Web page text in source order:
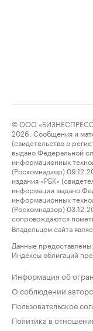
© ООО
2026. Сообщения и
(свидетельство о
выдано Федеральной
информационных
(Роскомнадзор)
издания «РБК»
информации выдано
информационных
(Роскомнадзор)
сопровождаются
Владельцем сайта
Данные предоставлены:
Индексы облигаций
Информация об
О соблюдении
Пользовательское
Политика в